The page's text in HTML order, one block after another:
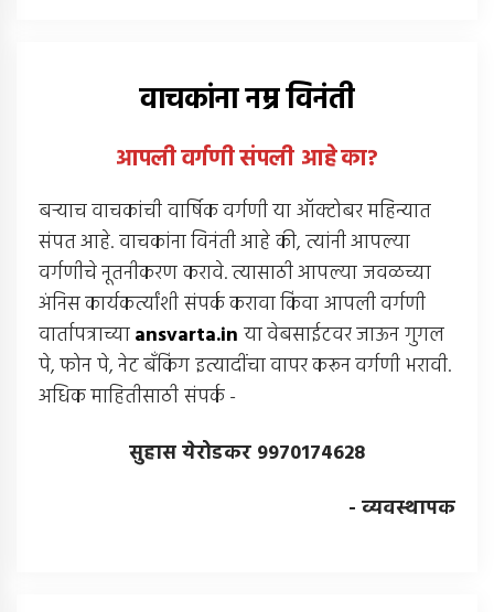
वाचकांना नम्र विनंती
आपली वर्गणी संपली आहेका?
बर्‍याच वाचकांची वार्षिक वर्गणी या ऑक्टोबर महिन्यात
संपत आहे. वाचकांना विनंती आहे की, त्यांनी आपल्या
वर्गणीचे नूतनीकरण करावे. त्यासाठी आपल्या जवळच्या
अंनिस कार्यकर्त्यांशी संपर्क करावा किंवा आपली वर्गणी
वार्तापत्राच्याansvarta.in या वेबसाईटवर जाऊन गुगल
पे, फोन पे, नेट बँकिंग इत्यादींचा वापर करून वर्गणी भरावी.
अधिक माहितीसाठी संपर्क -
सुहास येरोडकर 9970174628
- व्यवस्थापक